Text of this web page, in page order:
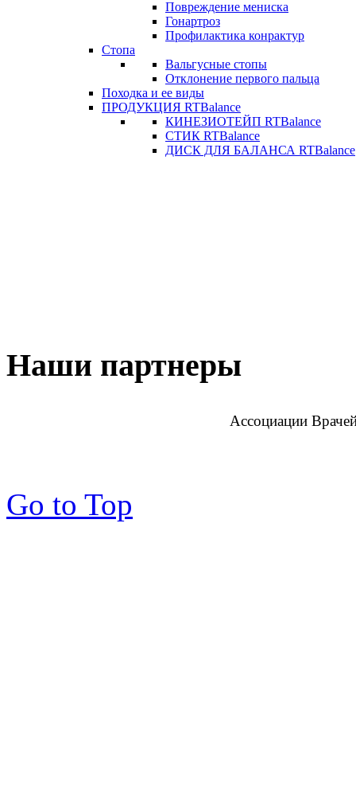
Повреждение мениска
Гонартроз
Профилактика конрактур
Стопа
Вальгусные стопы
Отклонение первого пальца
Походка и ее виды
ПРОДУКЦИЯ RTBalance
КИНЕЗИОТЕЙП RTBalance
СТИК RTBalance
ДИСК ДЛЯ БАЛАНСА RTBalance
Наши партнеры
Ассоциации
Go to Top